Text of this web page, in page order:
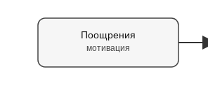
Поощрения
мотивация